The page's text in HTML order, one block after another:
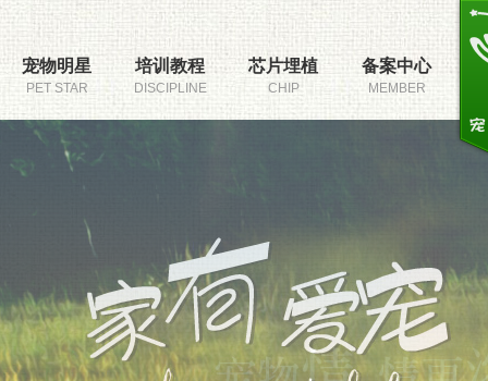
宠物明星
PET STAR
培训教程
DISCIPLINE
芯片埋植
CHIP
备案中心
MEMBER